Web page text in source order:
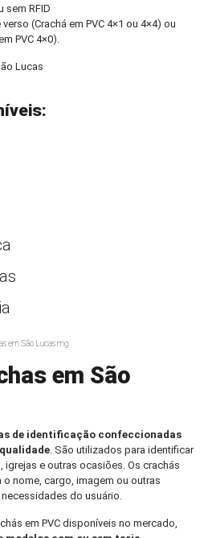
sem RFID
(Crachá em PVC 4×1 ou 4×4) ou
PVC 4×0).
Lucas
em São Lucas mg
em São
de identificação confeccionadas
. São utilizados para identificar
e outras ocasiões. Os crachás
nome, cargo, imagem ou outras
do usuário.
em PVC disponíveis no mercado,